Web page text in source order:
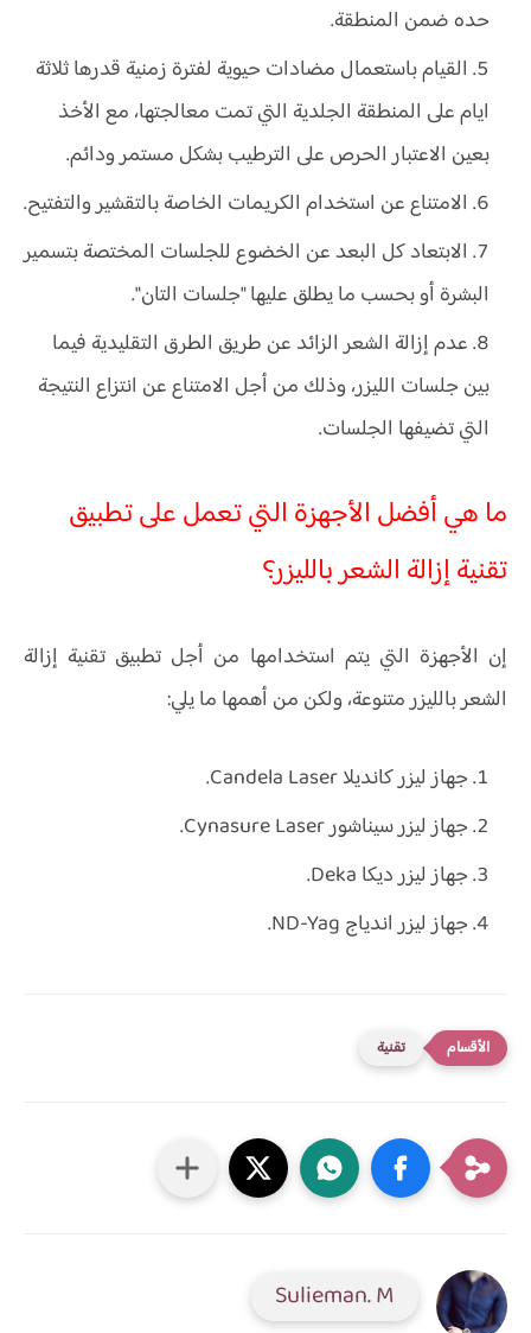
حده ضمن المنطقة.
القيام باستعمال مضادات حيوية لفترة زمنية قدرها ثلاثة
ايام على المنطقة الجلدية التي تمت معالجتها، مع الأخذ
بعين الاعتبار الحرص على الترطيب بشكل مستمر ودائم.
الامتناع عن استخدام الكريمات الخاصة بالتقشير والتفتيح.
الابتعاد كل البعد عن الخضوع للجلسات المختصة بتسمير
البشرة أو بحسب ما يطلق عليها "جلسات التان".
عدم إزالة الشعر الزائد عن طريق الطرق التقليدية فيما
بين جلسات الليزر، وذلك من أجل الامتناع عن انتزاع النتيجة
التي تضيفها الجلسات.
ما هي أفضل الأجهزة التي تعمل على تطبيق
تقنية إزالة الشعر بالليزر؟
إن الأجهزة التي يتم استخدامها من أجل تطبيق تقنية إزالة
الشعر بالليزر متنوعة، ولكن من أهمها ما يلي:
جهاز ليزر كانديلا Candela Laser.
جهاز ليزر سيناشور Cynasure Laser.
جهاز ليزر ديكا Deka.
جهاز ليزر اندياج ND-Yag.
تقنية
Sulieman. M